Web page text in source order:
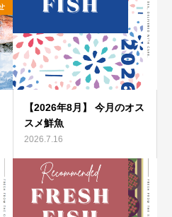
【2026年8月】 今月のオス
スメ鮮魚
2026.7.16